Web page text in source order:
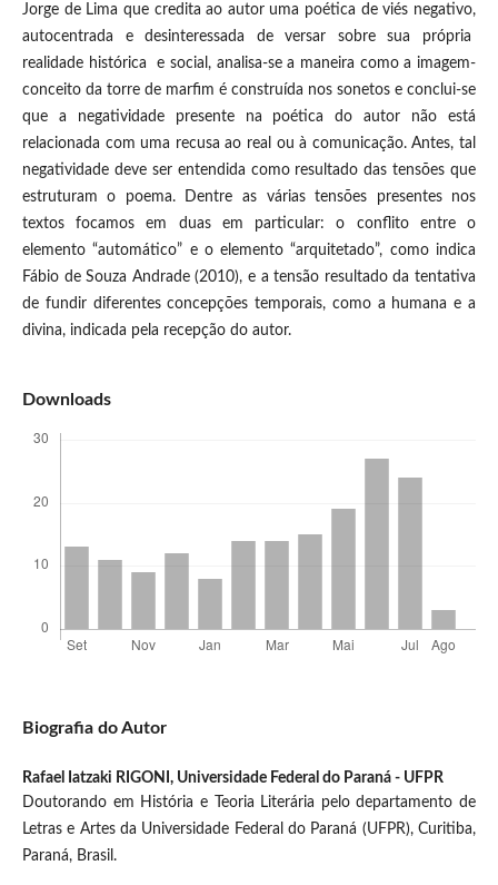
Jorge de Lima que credita ao autor uma poética de viés negativo,
autocentrada e desinteressada de versar sobre sua própria
realidade histórica e social, analisa-se a maneira como a imagem-
conceito da torre de marfim é construída nos sonetos e conclui-se
que a negatividade presente na poética do autor não está
relacionada com uma recusa ao real ou à comunicação. Antes, tal
negatividade deve ser entendida como resultado das tensões que
estruturam o poema. Dentre as várias tensões presentes nos
textos focamos em duas em particular: o conflito entre o
elemento “automático” e o elemento “arquitetado”, como indica
Fábio de Souza Andrade (2010), e a tensão resultado da tentativa
de fundir diferentes concepções temporais, como a humana e a
divina, indicada pela recepção do autor.
Downloads
Biografia do Autor
Rafael Iatzaki RIGONI, Universidade Federal do Paraná - UFPR
Doutorando em História e Teoria Literária pelo departamento de
Letras e Artes da Universidade Federal do Paraná (UFPR), Curitiba,
Paraná, Brasil.